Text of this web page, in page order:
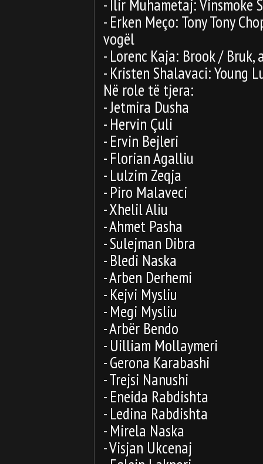
- Ilir Muhametaj: Vinsmoke
- Erken Meço: Tony Tony
vogël
- Lorenc Kaja: Brook / Bruk,
- Kristen Shalavaci: Young
Në role të tjera:
- Jetmira Dusha
- Hervin Çuli
- Ervin Bejleri
- Florian Agalliu
- Lulzim Zeqja
- Piro Malaveci
- Xhelil Aliu
- Ahmet Pasha
- Sulejman Dibra
- Bledi Naska
- Arben Derhemi
- Kejvi Mysliu
- Megi Mysliu
- Arbër Bendo
- Uilliam Mollaymeri
- Gerona Karabashi
- Trejsi Nanushi
- Eneida Rabdishta
- Ledina Rabdishta
- Mirela Naska
- Visjan Ukcenaj